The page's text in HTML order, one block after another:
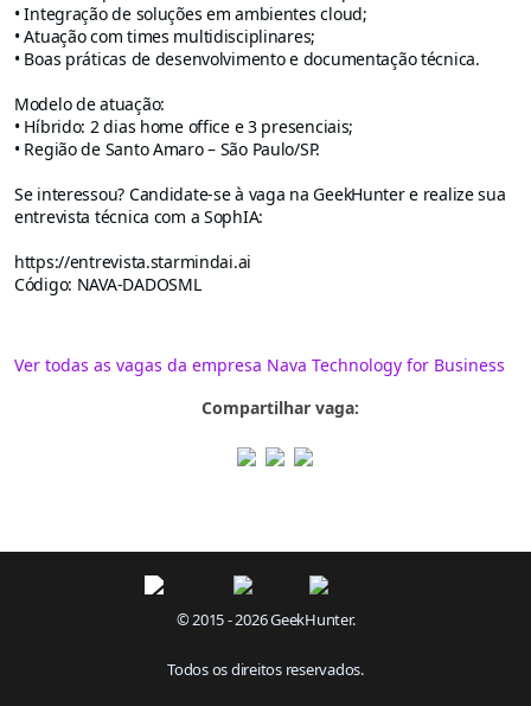
• Integração de soluções em ambientes cloud;
• Atuação com times multidisciplinares;
• Boas práticas de desenvolvimento e documentação técnica.
Modelo de atuação:
• Híbrido: 2 dias home office e 3 presenciais;
• Região de Santo Amaro – São Paulo/SP.
Se interessou? Candidate-se à vaga na GeekHunter e realize sua
entrevista técnica com a SophIA:
https://entrevista.starmindai.ai
Código: NAVA-DADOSML
Ver todas as vagas da empresa Nava Technology for Business
Compartilhar vaga:
© 2015 - 2026 GeekHunter.
Todos os direitos reservados.